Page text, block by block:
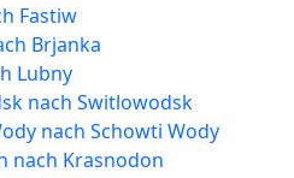
Fastiw
Brjanka
Lubny
nach Switlowodsk
nach Schowti Wody
nach Krasnodon